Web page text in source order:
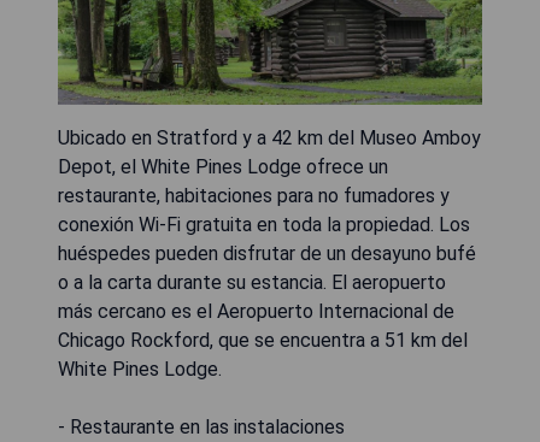
Ubicado en Stratford y a 42 km del Museo Amboy
Depot, el White Pines Lodge ofrece un
restaurante, habitaciones para no fumadores y
conexión Wi-Fi gratuita en toda la propiedad. Los
huéspedes pueden disfrutar de un desayuno bufé
o a la carta durante su estancia. El aeropuerto
más cercano es el Aeropuerto Internacional de
Chicago Rockford, que se encuentra a 51 km del
White Pines Lodge.
- Restaurante en las instalaciones